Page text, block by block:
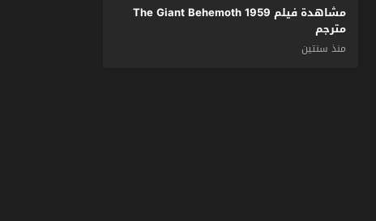
مشاهدة فيلم The Giant Behemoth 1959
مترجم
منذ سنتين